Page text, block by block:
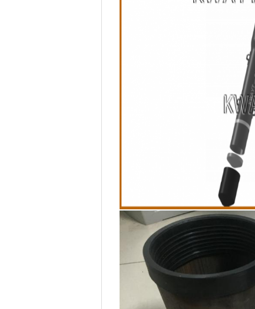
Products details